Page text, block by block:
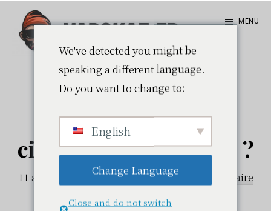
Passer
contenu
Passer
Vapokaz.fr
MENU
Quand changer la
cartouche de sa
cigarette électronique ?
11 avril 2022 parJulien Laisser un commentaire
We've detected you might be
speaking a different language.
Do you want to change to:
English
Change Language
Close and do not switch